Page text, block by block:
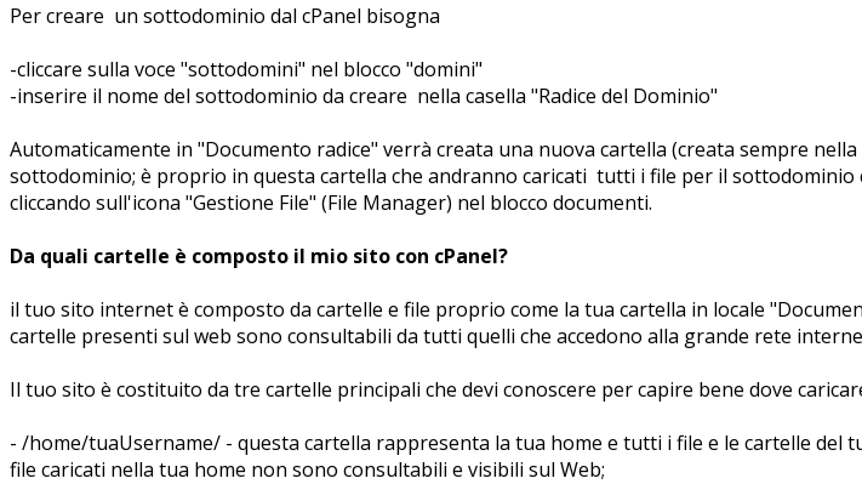
Per creare un sottodominio dal cPanel bisogna
-cliccare sulla voce "sottodomini" nel blocco "domini"
-inserire il nome del sottodominio da creare nella casella "Radice del Dominio"
Automaticamente in "Documento radice" verrà creata una nuova cartella (creata sempre
sottodominio; è proprio in questa cartella che andranno caricati tutti i file per il sottodominio
cliccando sull'icona "Gestione File" (File Manager) nel blocco documenti.
Da quali cartelle è composto il mio sito con cPanel?
il tuo sito internet è composto da cartelle e file proprio come la tua cartella in locale
cartelle presenti sul web sono consultabili da tutti quelli che accedono alla grande rete
Il tuo sito è costituito da tre cartelle principali che devi conoscere per capire bene dove
- /home/tuaUsername/ - questa cartella rappresenta la tua home e tutti i file e le cartelle del
file caricati nella tua home non sono consultabili e visibili sul Web;